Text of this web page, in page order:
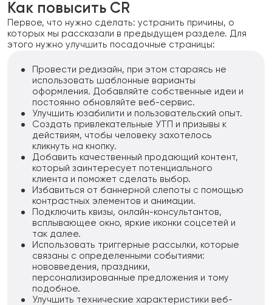
Как повысить CR
Первое, что нужно сделать: устранить причины, о
которых мы рассказали в предыдущем разделе. Для
этого нужно улучшить посадочные страницы:
Провести редизайн, при этом стараясь не
использовать шаблонные варианты
оформления. Добавляйте собственные идеи и
постоянно обновляйте веб-сервис.
Улучшить юзабилити и пользовательский опыт.
Создать привлекательные УТП и призывы к
действиям, чтобы человеку захотелось
кликнуть на кнопку.
Добавить качественный продающий контент,
который заинтересует потенциального
клиента и поможет сделать выбор.
Избавиться от баннерной слепоты с помощью
контрастных элементов и анимации.
Подключить квизы, онлайн-консультантов,
всплывающее окно, яркие иконки соцсетей и
так далее.
Использовать триггерные рассылки, которые
связаны с определенными событиями:
нововведения, праздники,
персонализированные предложения и тому
подобное.
Улучшить технические характеристики веб-